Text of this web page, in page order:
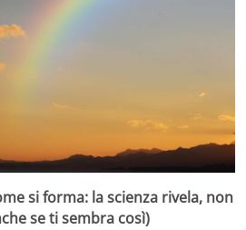
si forma: la scienza rivela, non
se ti sembra così)